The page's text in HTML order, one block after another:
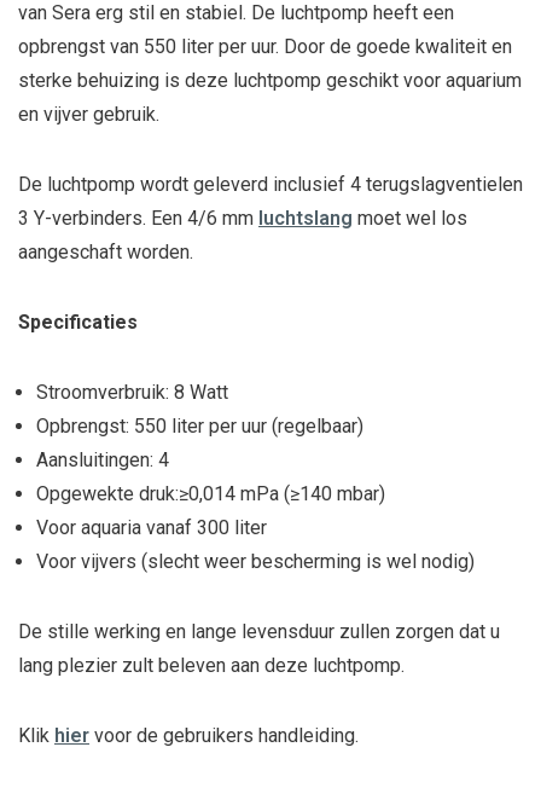
van Sera erg stil en stabiel. De luchtpomp heeft een
opbrengst van 550 liter per uur. Door de goede kwaliteit en
sterke behuizing is deze luchtpomp geschikt voor aquarium
en vijver gebruik.
De luchtpomp wordt geleverd inclusief 4 terugslagventielen
3 Y-verbinders. Een 4/6 mm luchtslang moet wel los
aangeschaft worden.
Specificaties
Stroomverbruik: 8 Watt
Opbrengst: 550 liter per uur (regelbaar)
Aansluitingen: 4
Opgewekte druk:≥0,014 mPa (≥140 mbar)
Voor aquaria vanaf 300 liter
Voor vijvers (slecht weer bescherming is wel nodig)
De stille werking en lange levensduur zullen zorgen dat u
lang plezier zult beleven aan deze luchtpomp.
Klik hier voor de gebruikers handleiding.